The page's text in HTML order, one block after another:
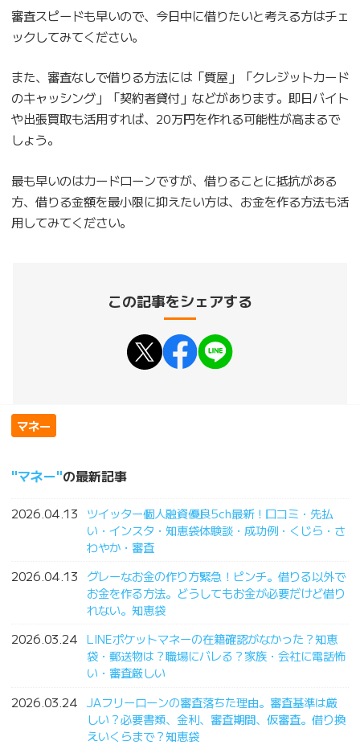
審査スピードも早いので、今日中に借りたいと考える方はチェ
ックしてみてください。
また、審査なしで借りる方法には「質屋」「クレジットカード
のキャッシング」「契約者貸付」などがあります。即日バイト
や出張買取も活用すれば、20万円を作れる可能性が高まるで
しょう。
最も早いのはカードローンですが、借りることに抵抗がある
方、借りる金額を最小限に抑えたい方は、お金を作る方法も活
用してみてください。
この記事をシェアする
マネー
マネー の最新記事
2026.04.13
ツイッター個人融資優良5ch最新！口コミ・先払
い・インスタ・知恵袋体験談・成功例・くじら・さ
わやか・審査
2026.04.13
グレーなお金の作り方緊急！ピンチ。借りる以外で
お金を作る方法。どうしてもお金が必要だけど借り
れない。知恵袋
2026.03.24 LINEポケットマネーの在籍確認がなかった？知恵
袋・郵送物は？職場にバレる？家族・会社に電話怖
い・審査厳しい
2026.03.24 JAフリーローンの審査落ちた理由。審査基準は厳
しい？必要書類、金利、審査期間、仮審査。借り換
えいくらまで？知恵袋